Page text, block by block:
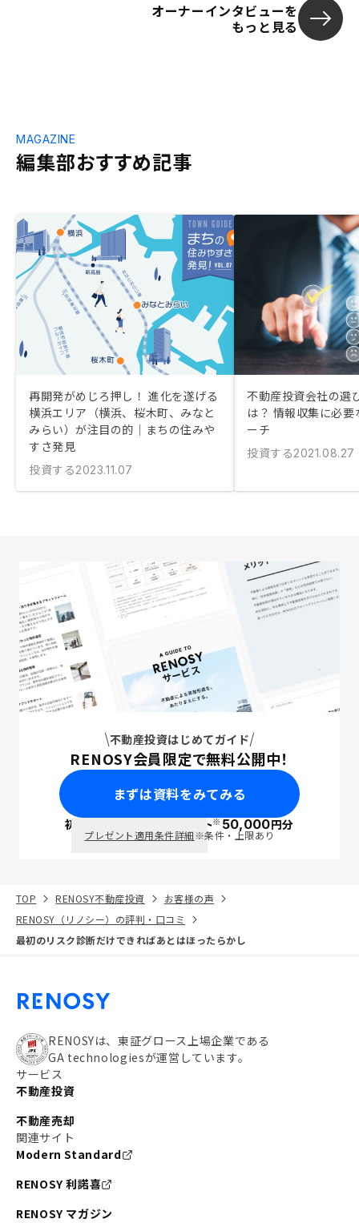
オーナーインタビューを
もっと見る
編集部おすすめ記事
MAGAZINE
再開発がめじろ押し！ 進化を遂げる
横浜エリア（横浜、桜木町、みなと
みらい）が注目の的｜まちの住みや
すさ発見
投資する2023.11.07
不動産投資会社の選
は？ 情報収集に必
ーチ
投資する2021.08.27
不動産投資はじめてガイド
RENOSY会員限定で無料公開中！
まずは資料をみてみる
初回面談で ポイント※50,000円分
プレゼント適用条件詳細※条件・上限あり
TOP RENOSY不動産投資
お客様の声
RENOSY（リノシー）の評判・口コミ
最初のリスク診断だけできればあとはほったらかし
RENOSYは、東証グロース上場企業である
GA technologiesが運営しています。
サービス
不動産投資
不動産売却
関連サイト
Modern Standard
RENOSY 利諾喜
RENOSY マガジン